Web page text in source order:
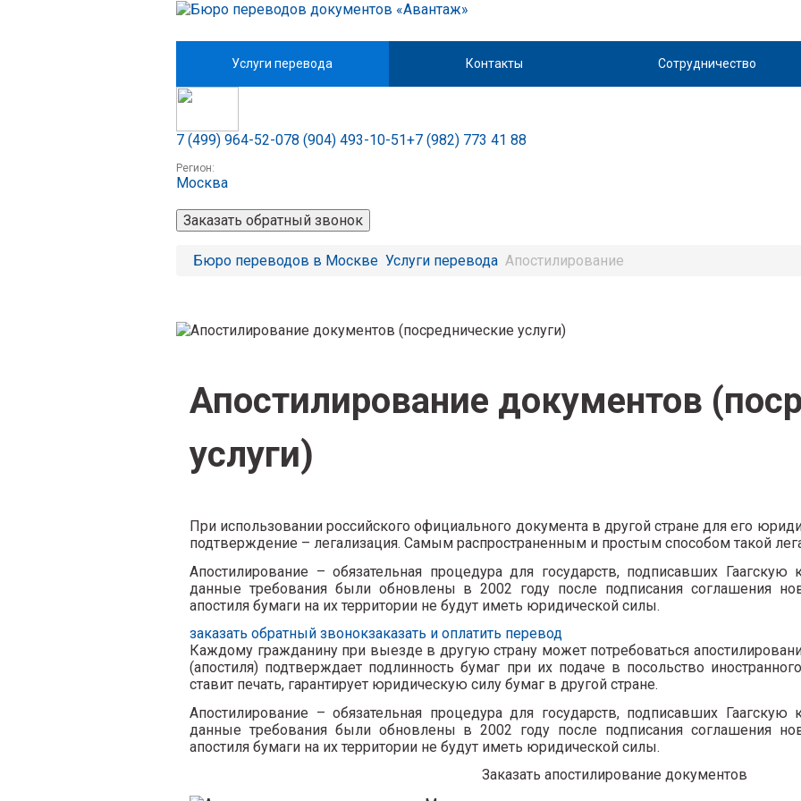
Услуги перевода Контакты Сотрудничество
7 (499) 964-52-078 (904) 493-10-51+7 (982) 773 41 88
Регион:
Москва
Заказать обратный звонок
Бюро переводов в Москве Услуги перевода Апостилирование
Апостилирование документов
услуги)
При использовании российского официального документа в другой стране для его
подтверждение – легализация. Самым распространенным и простым способом такой
Апостилирование – обязательная процедура для государств, подписавших
данные требования были обновлены в 2002 году после подписания соглашения
апостиля бумаги на их территории не будут иметь юридической силы.
заказать обратный звонокзаказать и оплатить перевод
Каждому гражданину при выезде в другую страну может потребоваться
(апостиля) подтверждает подлинность бумаг при их подаче в посольство
ставит печать, гарантирует юридическую силу бумаг в другой стране.
Апостилирование – обязательная процедура для государств, подписавших
данные требования были обновлены в 2002 году после подписания соглашения
апостиля бумаги на их территории не будут иметь юридической силы.
Заказать апостилирование документов